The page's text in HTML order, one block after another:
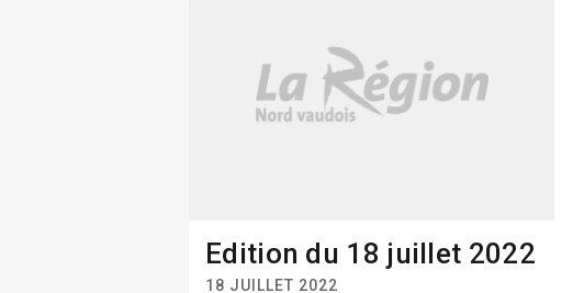
Edition du 18 juillet 2022
18 JUILLET 2022